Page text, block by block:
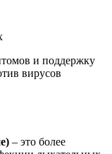
и поддержку
вирусов
– это более